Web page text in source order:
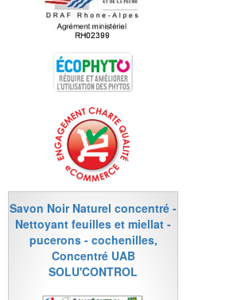
Savon Noir Naturel concentré -
Nettoyant feuilles et miellat -
pucerons - cochenilles,
Concentré UAB
SOLU'CONTROL